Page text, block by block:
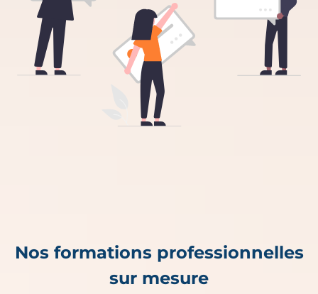
Nos formations professionnelles
sur mesure